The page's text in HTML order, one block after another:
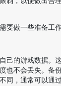
要做一些准备工
己的游戏数据。
也不会丢失。备
同，通常可以通